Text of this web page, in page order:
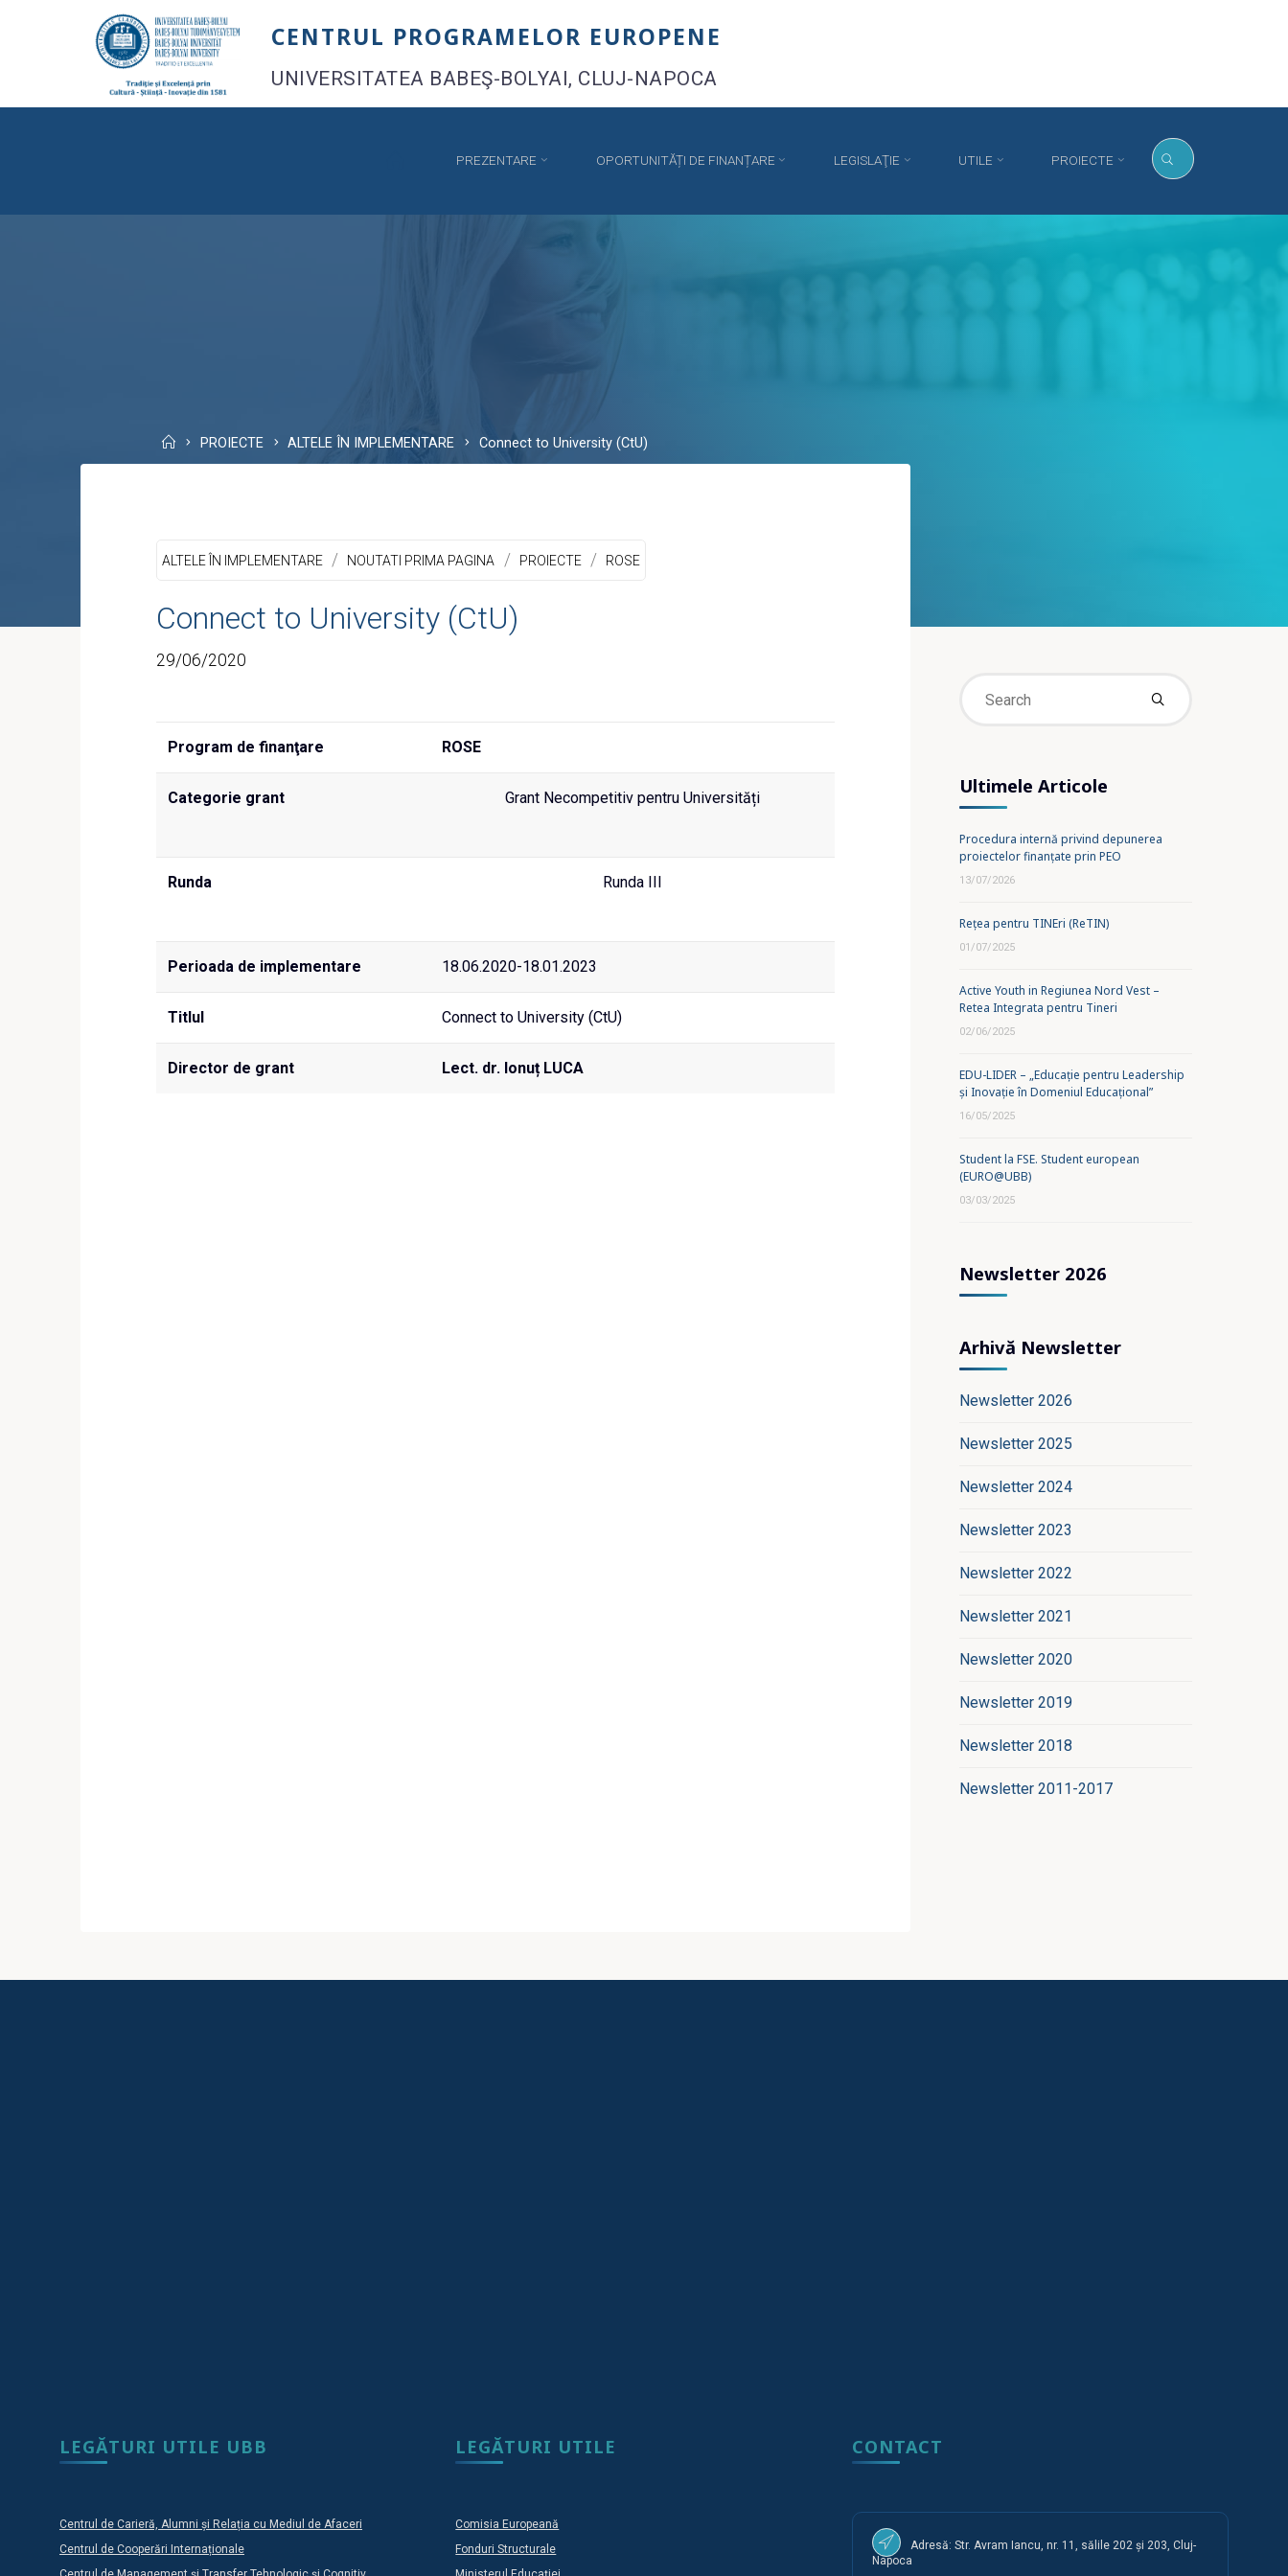
CENTRUL PROGRAMELOR EUROPENE
UNIVERSITATEA BABEŞ-BOLYAI, CLUJ-NAPOCA
PREZENTARE OPORTUNITĂȚI DE FINANȚARE LEGISLAŢIE UTILE PROIECTE
HomePROIECTE ALTELE ÎN IMPLEMENTARE Connect to University (CtU)
ALTELE ÎN IMPLEMENTARE / NOUTATI PRIMA PAGINA / PROIECTE / ROSE
Connect to University (CtU)
29/06/2020
Program de finanţare ROSE
Categorie grant Grant Necompetitiv pentru Universități
Runda Runda III
Perioada de implementare 18.06.2020-18.01.2023
Titlul Connect to University (CtU)
Director de grant Lect. dr. Ionuț LUCA
Ultimele Articole
Procedura internă privind depunerea
proiectelor finanțate prin PEO
13/07/2026
Rețea pentru TINEri (ReTIN)
01/07/2025
Active Youth in Regiunea Nord Vest –
Retea Integrata pentru Tineri
02/06/2025
EDU-LIDER – „Educație pentru Leadership
și Inovație în Domeniul Educațional”
16/05/2025
Student la FSE. Student european
(EURO@UBB)
03/03/2025
Newsletter 2026
Arhivă Newsletter
Newsletter 2026
Newsletter 2025
Newsletter 2024
Newsletter 2023
Newsletter 2022
Newsletter 2021
Newsletter 2020
Newsletter 2019
Newsletter 2018
Newsletter 2011-2017
LEGĂTURI UTILE UBB
Centrul de Carieră, Alumni și Relația cu Mediul de Afaceri
Centrul de Cooperări Internaționale
LEGĂTURI UTILE
Comisia Europeană
Fonduri Structurale
CONTACT
Adresă: Str. Avram Iancu, nr. 11, sălile 202 și 203, Cluj-
Napoca